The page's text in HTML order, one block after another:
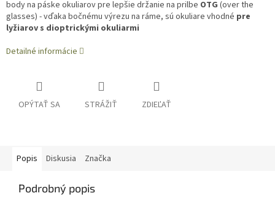
body na páske okuliarov pre lepšie držanie na prilbe OTG (over the
glasses) - vďaka bočnému výrezu na ráme, sú okuliare vhodné pre
lyžiarov s dioptrickými okuliarmi
Detailné informácie
OPÝTAŤ SA STRÁŽIŤ ZDIEĽAŤ
Popis Diskusia Značka
Podrobný popis